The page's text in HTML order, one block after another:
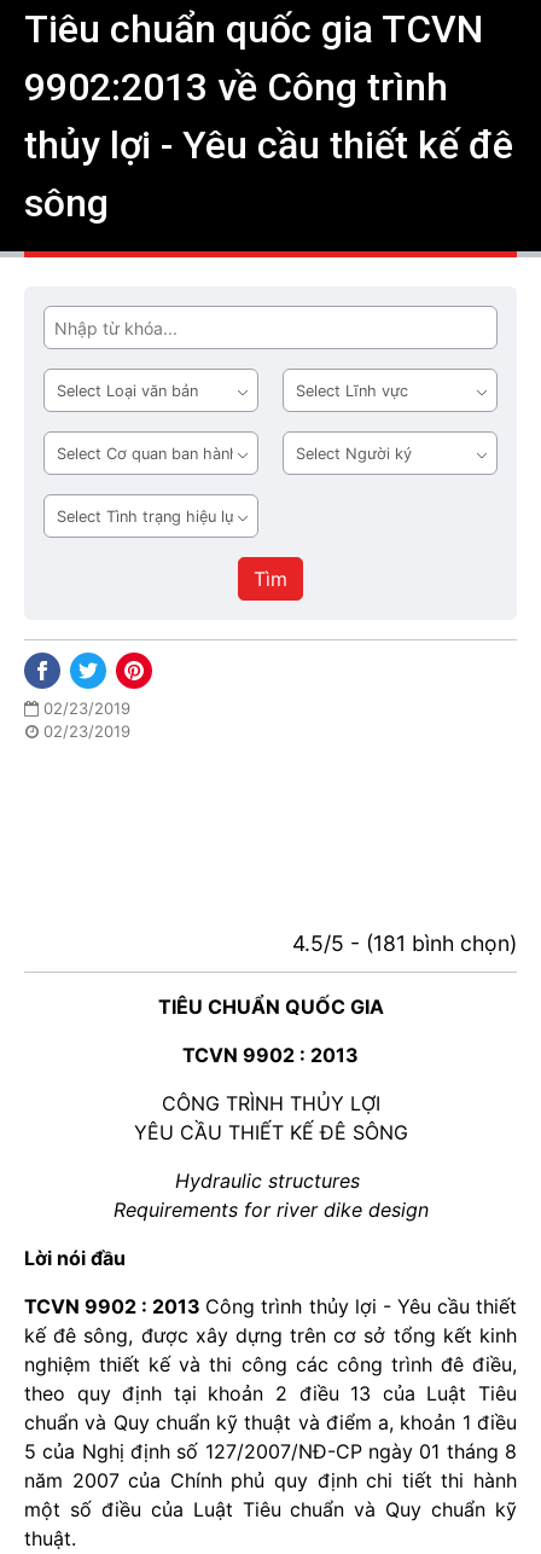
Tiêu chuẩn quốc gia TCVN
9902:2013 về Công trình
thủy lợi - Yêu cầu thiết kế đê
sông
Tìm
Loại
văn
bản
Lĩnh
vực
Cơ
quan
ban
hành
Người
ký
Tình
trạng
Tìm
02/23/2019
02/23/2019
4.5/5 - (181 bình chọn)
TIÊU CHUẨN QUỐC GIA
TCVN 9902 : 2013
CÔNG TRÌNH THỦY LỢI
YÊU CẦU THIẾT KẾ ĐÊ SÔNG
Hydraulic structures
Requirements for river dike design
Lời nói đầu
TCVN 9902 : 2013 Công trình thủy lợi - Yêu cầu thiết
kế đê sông, được xây dựng trên cơ sở tổng kết kinh
nghiệm thiết kế và thi công các công trình đê điều,
theo quy định tại khoản 2 điều 13 của Luật Tiêu
chuẩn và Quy chuẩn kỹ thuật và điểm a, khoản 1 điều
5 của Nghị định số 127/2007/NĐ-CP ngày 01 tháng 8
năm 2007 của Chính phủ quy định chi tiết thi hành
một số điều của Luật Tiêu chuẩn và Quy chuẩn kỹ
thuật.